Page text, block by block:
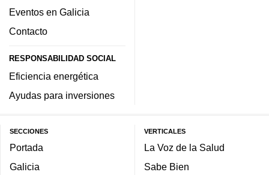
Eventos en Galicia
Contacto
RESPONSABILIDAD SOCIAL
Eficiencia energética
Ayudas para inversiones
SECCIONES
Portada
Galicia
VERTICALES
La Voz de la Salud
Sabe Bien